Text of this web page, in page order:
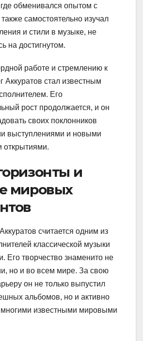
обменивался опытом с
самостоятельно изучал
и стили в музыке, не
на достигнутом.
работе и стремлению к
Аккуратов стал известным
Его
рост продолжается, и он
своих поклонников
выступлениями и новыми
открытиями.
и
мировых
считается одним из
классической музыки
Его творчество знаменито не
но и во всем мире. За свою
он не только выпустил
альбомов, но и активно
многими известными мировыми